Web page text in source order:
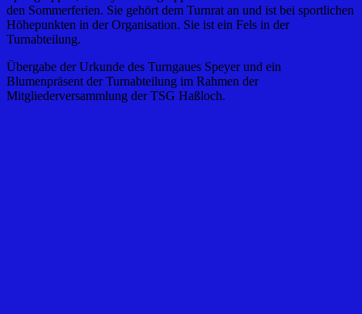
den Sommerferien. Sie gehört dem Turnrat an und ist bei sportlichen
Höhepunkten in der Organisation. Sie ist ein Fels in der
Turnabteilung.
Übergabe der Urkunde des Turngaues Speyer und ein
Blumenpräsent der Turnabteilung im Rahmen der
Mitgliederversammlung der TSG Haßloch.